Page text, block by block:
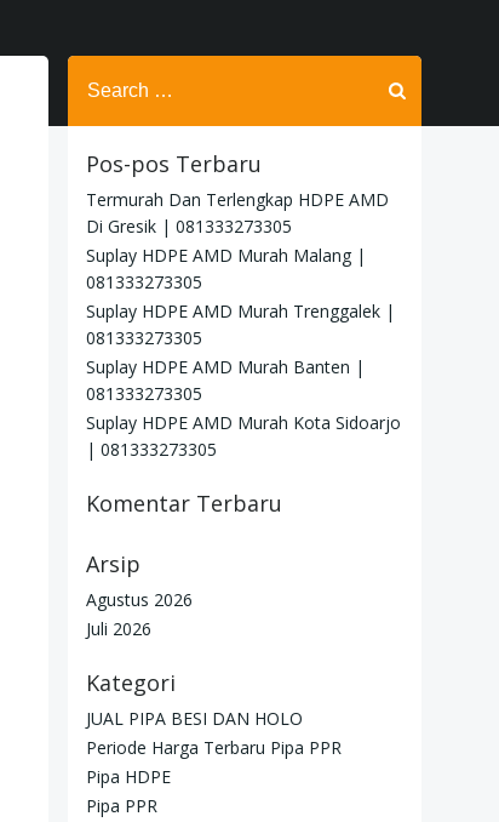
Search
for:
Pos-pos Terbaru
Termurah Dan Terlengkap HDPE AMD
Di Gresik | 081333273305
Suplay HDPE AMD Murah Malang |
081333273305
Suplay HDPE AMD Murah Trenggalek |
081333273305
Suplay HDPE AMD Murah Banten |
081333273305
Suplay HDPE AMD Murah Kota Sidoarjo
| 081333273305
Komentar Terbaru
Arsip
Agustus 2026
Juli 2026
Kategori
JUAL PIPA BESI DAN HOLO
Periode Harga Terbaru Pipa PPR
Pipa HDPE
Pipa PPR